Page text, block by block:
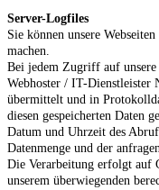
Server-Logfiles
Sie können unsere
machen.
Bei jedem Zugriff auf unsere
Webhoster / IT-Dienstleister
übermittelt und in
diesen gespeicherten Daten
Datum und Uhrzeit des
Datenmenge und der
Die Verarbeitung erfolgt auf
unserem überwiegenden